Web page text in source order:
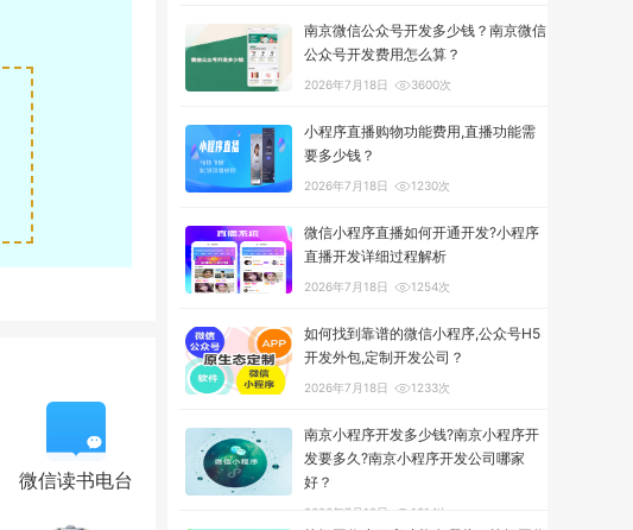
微信读书电台
南京微信公众号开发多少钱？南京微信
公众号开发费用怎么算？
2026年7月18日 3600次
小程序直播购物功能费用,直播功能需
要多少钱？
2026年7月18日 1230次
微信小程序直播如何开通开发?小程序
直播开发详细过程解析
2026年7月18日 1254次
如何找到靠谱的微信小程序,公众号H5
开发外包,定制开发公司？
2026年7月18日 1233次
南京小程序开发多少钱?南京小程序开
发要多久?南京小程序开发公司哪家
好？
2026年7月18日 1314次